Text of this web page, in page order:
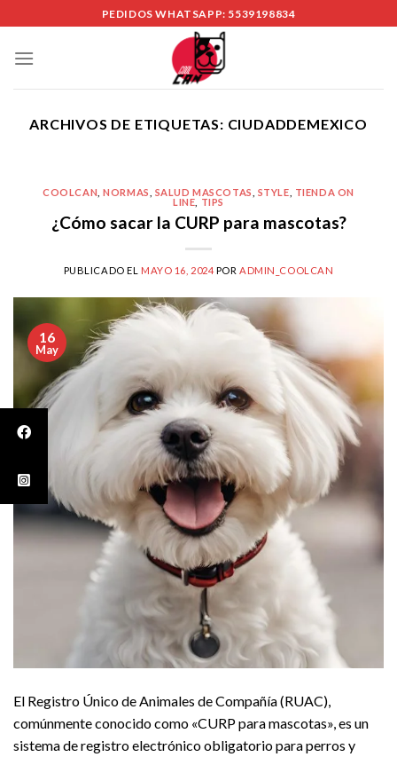
to
content
PEDIDOS WHATSAPP: 5539198834
ARCHIVOS DE ETIQUETAS: CIUDADDEMEXICO
COOLCAN ,NORMAS SALUD MASCOTAS STYLE
TIENDA ON
LINE
TIPS
¿Cómo sacar la CURP para mascotas?
PUBLICADO EL MAYO 16, 2024 POR ADMIN_COOLCAN
16
May
El Registro Único de Animales de Compañía (RUAC),
comúnmente conocido como «CURP para mascotas», es un
sistema de registro electrónico obligatorio para perros y